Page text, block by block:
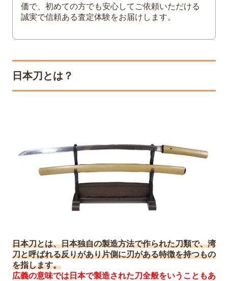
鑑定書があれば一緒に出す
価で、初めての方でも安心してご依頼いただける
誠実で信頼ある査定体験をお届けします。
日本刀とは？
日本刀とは、日本独自の製造方法で作られた刀類で、湾
刀と呼ばれる反りがあり片側に刃がある特徴を持つもの
を指します。
広義の意味では日本で製造された刀全般をいうこともあ